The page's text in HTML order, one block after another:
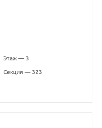
Этаж — 3
Секция — 323